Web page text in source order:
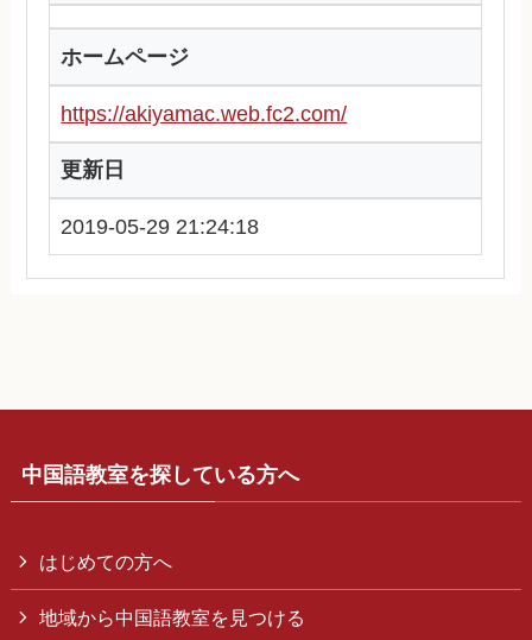
ホームページ
https://akiyamac.web.fc2.com/
更新日
2019-05-29 21:24:18
中国語教室を探している方へ
はじめての方へ
地域から中国語教室を見つける